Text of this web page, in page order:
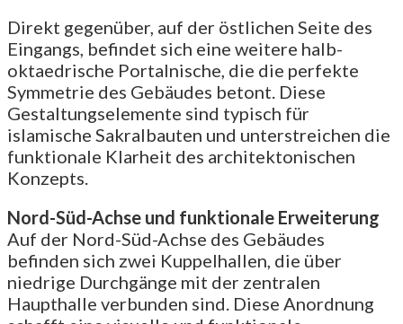
Direkt gegenüber, auf der östlichen Seite des
Eingangs, befindet sich eine weitere halb-
oktaedrische Portalnische, die die perfekte
Symmetrie des Gebäudes betont. Diese
Gestaltungselemente sind typisch für
islamische Sakralbauten und unterstreichen die
funktionale Klarheit des architektonischen
Konzepts.
Nord-Süd-Achse und funktionale Erweiterung
Auf der Nord-Süd-Achse des Gebäudes
befinden sich zwei Kuppelhallen, die über
niedrige Durchgänge mit der zentralen
Haupthalle verbunden sind. Diese Anordnung